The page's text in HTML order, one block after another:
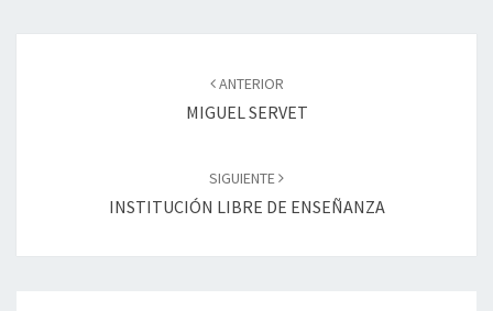
ANTERIOR
MIGUEL SERVET
SIGUIENTE
INSTITUCIÓN LIBRE DE ENSEÑANZA